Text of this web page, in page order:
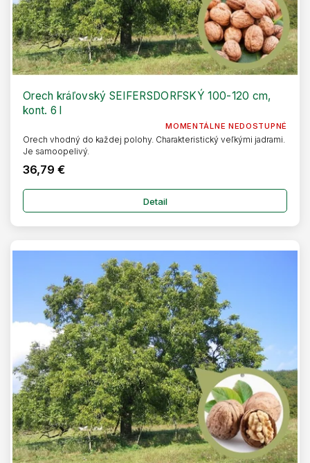
Orech kráľovský SEIFERSDORFSKÝ 100-120 cm,
kont. 6 l
MOMENTÁLNE NEDOSTUPNÉ
36,79 €
Detail
Orech vhodný do každej polohy. Charakteristický veľkými jadrami.
Je samoopelivý.